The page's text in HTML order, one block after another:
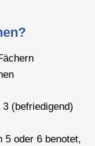
(befriedigend)
5 oder 6 benotet,